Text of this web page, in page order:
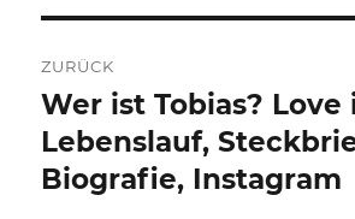
ZURÜCK
Vorheriger
Beitrag:
Wer ist Tobias? Love
Lebenslauf,
Biografie, Instagram